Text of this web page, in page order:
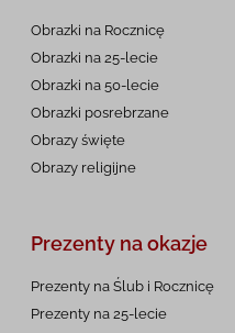
Obrazki na Rocznicę
Obrazki na 25-lecie
Obrazki na 50-lecie
Obrazki posrebrzane
Obrazy święte
Obrazy religijne
Prezenty na okazje
Prezenty na Ślub i Rocznicę
Prezenty na 25-lecie